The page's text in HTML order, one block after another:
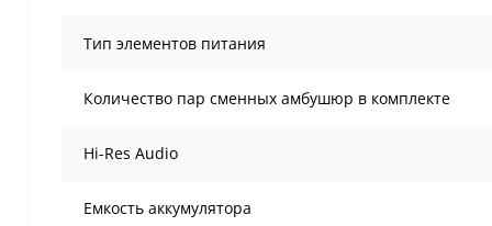
Тип элементов питания
Количество пар сменных амбушюр в комплекте
Hi-Res Audio
Емкость аккумулятора